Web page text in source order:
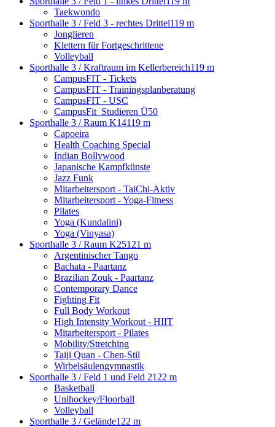
Taekwondo
Sporthalle 3 / Feld 3 - rechtes Drittel119 m
Jonglieren
Klettern für Fortgeschrittene
Volleyball
Sporthalle 3 / Kraftraum im Kellerbereich119 m
CampusFIT - Tickets
CampusFIT - Trainingsplanberatung
CampusFIT - USC
CampusFit_Studieren Ü50
Sporthalle 3 / Raum K14119 m
Capoeira
Health Coaching Special
Indian Bollywood
Japanische Kampfkünste
Jazz Funk
Mitarbeitersport - TaiChi-Aktiv
Mitarbeitersport - Yoga-Fitness
Pilates
Yoga (Kundalini)
Yoga (Vinyasa)
Sporthalle 3 / Raum K25121 m
Argentinischer Tango
Bachata - Paartanz
Brazilian Zouk - Paartanz
Contemporary Dance
Fighting Fit
Full Body Workout
High Intensity Workout - HIIT
Mitarbeitersport - Pilates
Mobility/Stretching
Taiji Quan - Chen-Stil
Wirbelsäulengymnastik
Sporthalle 3 / Feld 1 und Feld 2122 m
Basketball
Unihockey/Floorball
Volleyball
Sporthalle 3 / Gelände122 m